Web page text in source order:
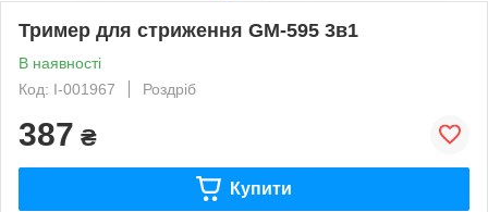
Тример для стриження GM-595 3в1
В наявності
Код: I-001967
Роздріб
387 ₴
Купити